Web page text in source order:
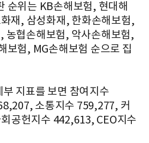
순위는 KB손해보험, 현대해
재, 삼성화재, 한화손해보험,
농협손해보험, 악사손해보험,
보험, MG손해보험 순으로 집
지표를 보면 참여지수
소통지수 759,277, 커
공헌지수 442,613, CEO지수